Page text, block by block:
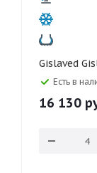
Есть в
16 130